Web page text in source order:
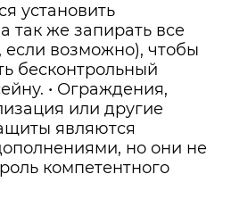
установить
так же запирать все
если возможно), чтобы
бесконтрольный
• Ограждения,
или другие
являются
но они не
компетентного